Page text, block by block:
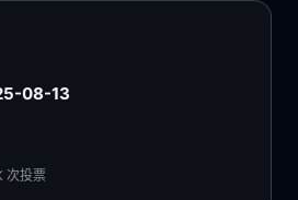
08-13
次投票